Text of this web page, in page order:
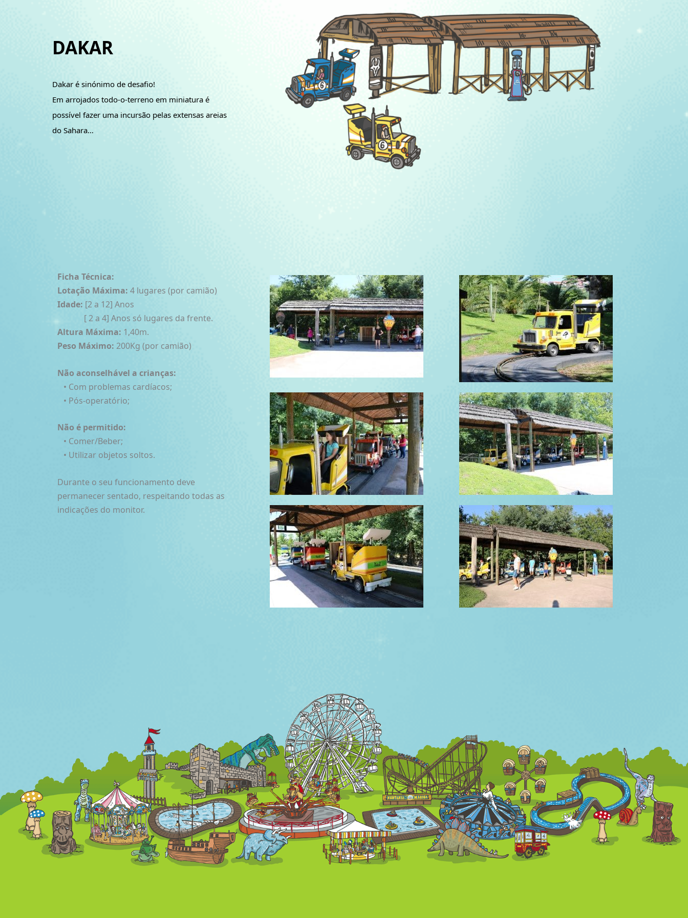
DAKAR
Dakar é sinónimo de desafio!
Em arrojados todo-o-terreno em miniatura é
possível fazer uma incursão pelas extensas areias
do Sahara…
Ficha Técnica:
Lotação Máxima: 4 lugares (por camião)
Idade: [2 a 12] Anos
[ 2 a 4] Anos só lugares da frente.
Altura Máxima: 1,40m.
Peso Máximo: 200Kg (por camião)
Não aconselhável a crianças:
• Com problemas cardíacos;
• Pós-operatório;
Não é permitido:
• Comer/Beber;
• Utilizar objetos soltos.
Durante o seu funcionamento deve
permanecer sentado, respeitando todas as
indicações do monitor.